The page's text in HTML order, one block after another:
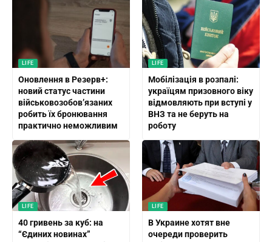
LIFE
Оновлення в Резерв+:
новий статус частини
військовозобов’язаних
робить їх бронювання
практично неможливим
LIFE
Мобілізація в розпалі:
україцям призовного віку
відмовляють при вступі у
ВНЗ та не беруть на
роботу
LIFE
40 гривень за куб: на
“Єдиних новинах”
LIFE
В Украине хотят вне
очереди проверить